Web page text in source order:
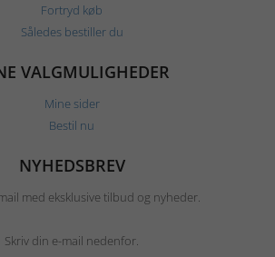
Fortryd køb
Således bestiller du
VALGMULIGHEDER
Mine sider
Bestil nu
NYHEDSBREV
med eksklusive tilbud og nyheder.
Skriv din e-mail nedenfor.